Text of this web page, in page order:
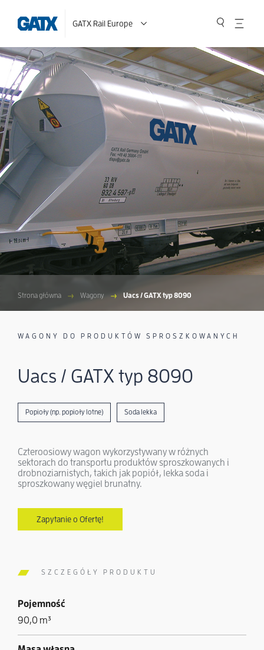
GATX Rail Europe
Strona główna Wagony Uacs / GATX typ 8090
WAGONY DO PRODUKTÓW SPROSZKOWANYCH
Uacs / GATX typ 8090
Popioły (np. popioły lotne) Soda lekka
Czteroosiowy wagon wykorzystywany w różnych
sektorach do transportu produktów sproszkowanych i
drobnoziarnistych, takich jak popiół, lekka soda i
sproszkowany węgiel brunatny.
Zapytanie o Ofertę!
SZCZEGÓŁY PRODUKTU
Pojemność
90,0 m³